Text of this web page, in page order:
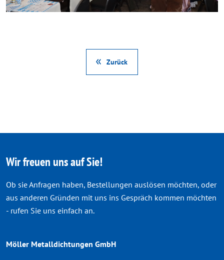
Zurück
Wir freuen uns auf Sie!
Ob sie Anfragen haben, Bestellungen auslösen möchten, oder
aus anderen Gründen mit uns ins Gespräch kommen möchten
- rufen Sie uns einfach an.
Möller Metalldichtungen GmbH